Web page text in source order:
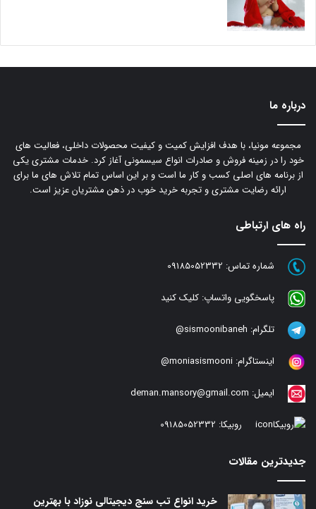
درباره ما
مجموعه مونیا، با هدف افزایش کمیت و کیفیت محصولات داخلی، فعالیت های
خود را در زمینه فروش و صادرات انواع سیسمونی آغاز کرد. خدمات مشتری یکی
از برنامه های اصلی کسب و کار ما است و بر این اساس تمام تلاش های ما برای
ارائه رضایت مشتری و تجربه خرید خوب در ذهن مشتریان عزیز است.
راه های ارتباطی
شماره تماس: 09185052332
پاسخگویی واتساپ: کلیک کنید
تلگرام: sismoonibaneh@
اینستاگرام: moniasismooni@
ایمیل: deman.mansory@gmail.com
روبیکا: 09185052332
جدیدترین مقالات
خرید انواع تب سنج دیجیتالی نوزاد با بهترین